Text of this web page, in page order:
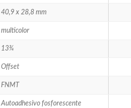
40,9 x 28,8 mm
multicolor
13¾
Offset
FNMT
Autoadhesivo fosforescente